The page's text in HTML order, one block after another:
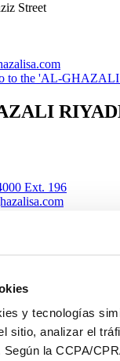
y tecnologías
sitio, analizar el
Según la CCPA/
Street
to the 'AL-
Ext. 196
to the 'AL-